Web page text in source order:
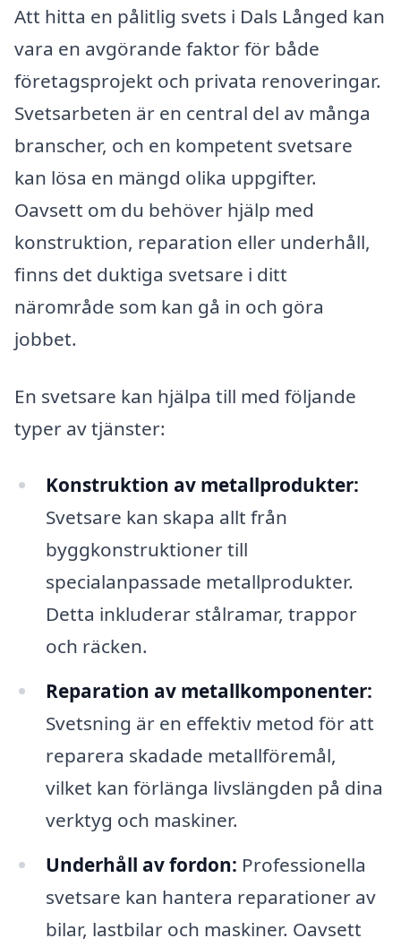
Att hitta en pålitlig svets i Dals Långed kan
vara en avgörande faktor för både
företagsprojekt och privata renoveringar.
Svetsarbeten är en central del av många
branscher, och en kompetent svetsare
kan lösa en mängd olika uppgifter.
Oavsett om du behöver hjälp med
konstruktion, reparation eller underhåll,
finns det duktiga svetsare i ditt
närområde som kan gå in och göra
jobbet.
En svetsare kan hjälpa till med följande
typer av tjänster:
Konstruktion av metallprodukter:
Svetsare kan skapa allt från
byggkonstruktioner till
specialanpassade metallprodukter.
Detta inkluderar stålramar, trappor
och räcken.
Reparation av metallkomponenter:
Svetsning är en effektiv metod för att
reparera skadade metallföremål,
vilket kan förlänga livslängden på dina
verktyg och maskiner.
Underhåll av fordon: Professionella
svetsare kan hantera reparationer av
bilar, lastbilar och maskiner. Oavsett